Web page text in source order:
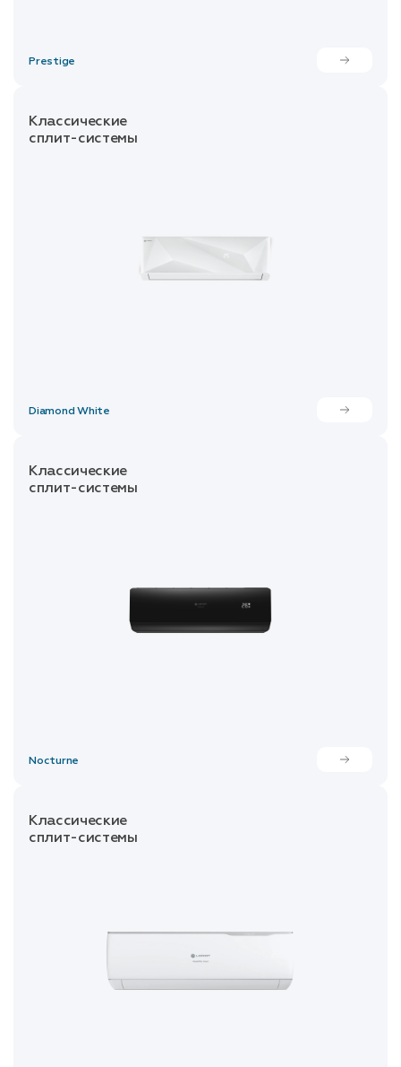
Prestige
Классические
сплит-системы
Diamond White
Классические
сплит-системы
Nocturne
Классические
сплит-системы